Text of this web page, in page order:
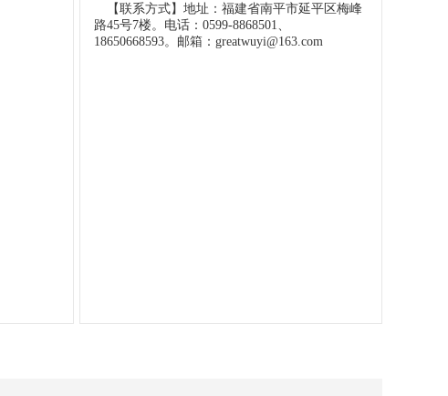
【联系方式】地址：福建省南平市延平区梅峰
路45号7楼。电话：0599-8868501、
18650668593。邮箱：greatwuyi@163.com